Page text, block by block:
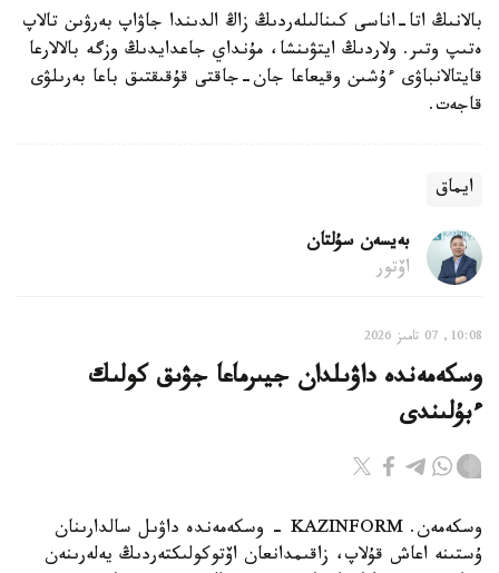
بالانىڭ اتا-اناسى كىنالىلەردىڭ زاڭ الدىندا جاۋاپ بەرۋىن تالاپ
ەتىپ وتىر. ولاردىڭ ايتۋىنشا، مۇنداي جاعدايدىڭ وزگە بالالارعا
قايتالانباۋى ءۇشىن وقيعاعا جان-جاقتى قۇقىقتىق باعا بەرىلۋى
قاجەت.
ايماق
بەيسەن سۇلتان
اۆتور
10:08, 07 تامىز 2026
وسكەمەندە داۋىلدان جيىرماعا جۋىق كولىك
ءبۇلىندى
وسكەمەن. KAZINFORM - وسكەمەندە داۋىل سالدارىنان
ۇستىنە اعاش قۇلاپ، زاقىمدانعان اۆتوكولىكتەردىڭ يەلەرىنەن